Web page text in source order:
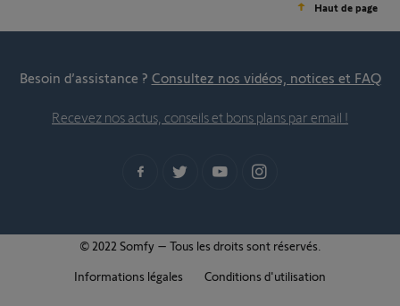
Haut de page
Besoin d’assistance ? Consultez nos vidéos, notices et FAQ
Recevez nos actus, conseils et bons plans par email !
© 2022 Somfy – Tous les droits sont réservés.
Informations légales
Conditions d'utilisation